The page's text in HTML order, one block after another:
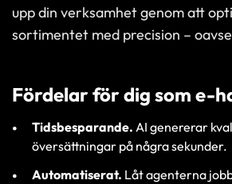
upp din verksamhet genom att
sortimentet med precision –
Fördelar för dig som e-
Tidsbesparande. AI genererar
översättningar på några sekunder.
Automatiserat. Låt agenterna